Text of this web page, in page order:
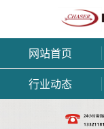
网站首页
行业动态